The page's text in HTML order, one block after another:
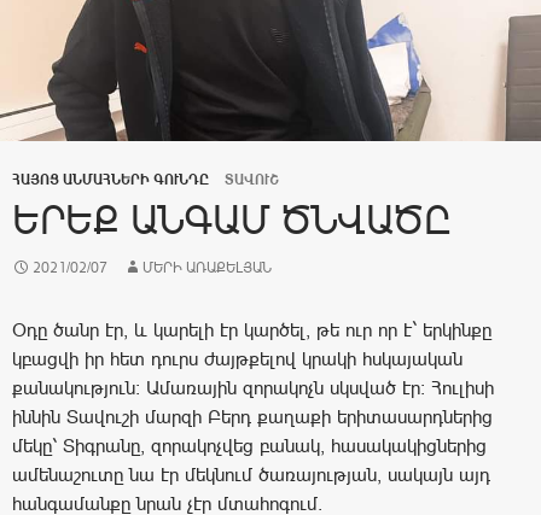
ՀԱՅՈՑ ԱՆՄԱՀՆԵՐԻ ԳՈՒՆԴԸ ՏԱՎՈՒՇ
ԵՐԵՔ ԱՆԳԱՄ ԾՆՎԱԾԸ
2021/02/07 ՄԵՐԻ ԱՌԱՔԵԼՅԱՆ
Օդը ծանր էր, և կարելի էր կարծել, թե ուր որ է` երկինքը
կբացվի իր հետ դուրս ժայթքելով կրակի հսկայական
քանակություն: Ամառային զորակոչն սկսված էր: Հուլիսի
իննին Տավուշի մարզի Բերդ քաղաքի երիտասարդներից
մեկը՝ Տիգրանը, զորակոչվեց բանակ, հասակակիցներից
ամենաշուտը նա էր մեկնում ծառայության, սակայն այդ
հանգամանքը նրան չէր մտահոգում.